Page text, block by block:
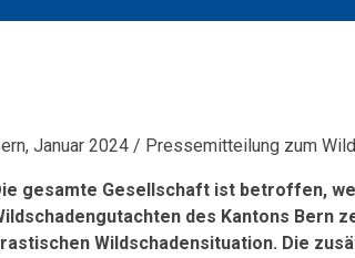
Januar 2024 / Pressemitteilung zum
gesamte Gesellschaft ist betroffen,
des Kantons Bern
Wildschadensituation. Die